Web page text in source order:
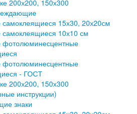
200х200, 150х300
самоклеящиеся 15х30, 20х20см
самоклеящиеся 10х10 см
фотолюминесцентные
фотолюминесцентные
- ГОСТ
200х200, 150х300
инструкции)
знаки